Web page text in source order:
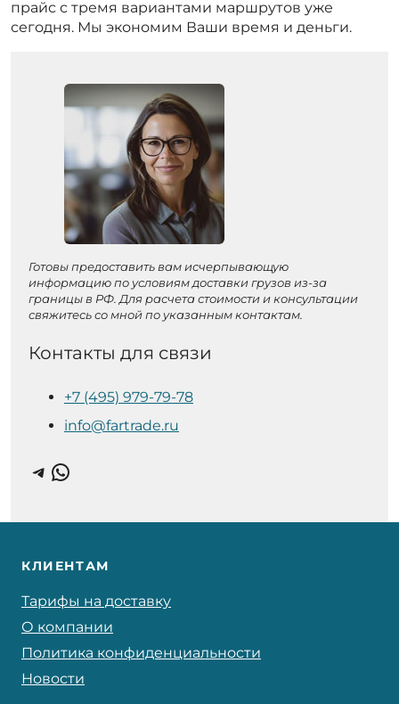
прайс с тремя вариантами маршрутов уже
сегодня. Мы экономим Ваши время и деньги.
Готовы предоставить вам исчерпывающую
информацию по условиям доставки грузов из-за
границы в РФ. Для расчета стоимости и консультации
свяжитесь со мной по указанным контактам.
Контакты для связи
+7 (495) 979-79-78
info@fartrade.ru
Telegram WhatsApp
КЛИЕНТАМ
Тарифы на доставку
О компании
Политика конфиденциальности
Новости